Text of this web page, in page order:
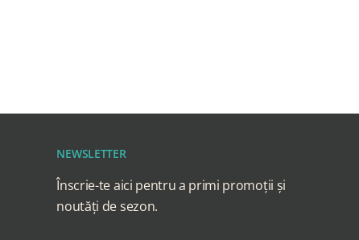
NEWSLETTER
Înscrie-te aici pentru a primi promoții și
noutăți de sezon.